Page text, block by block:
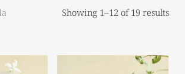
Showing 1–12 of 19 results